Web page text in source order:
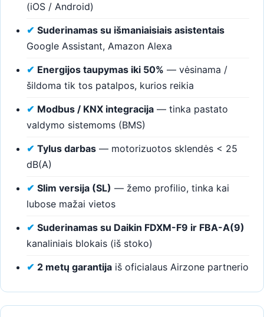
(iOS / Android)
✔ Suderinamas su išmaniaisiais asistentais
Google Assistant, Amazon Alexa
✔ Energijos taupymas iki 50% — vėsinama /
šildoma tik tos patalpos, kurios reikia
✔ Modbus / KNX integracija — tinka pastato
valdymo sistemoms (BMS)
✔ Tylus darbas — motorizuotos sklendės < 25
dB(A)
✔ Slim versija (SL) — žemo profilio, tinka kai
lubose mažai vietos
✔ Suderinamas su Daikin FDXM-F9 ir FBA-A(9)
kanaliniais blokais (iš stoko)
✔ 2 metų garantija iš oficialaus Airzone partnerio